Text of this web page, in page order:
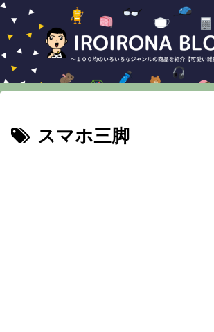
スマホ三脚